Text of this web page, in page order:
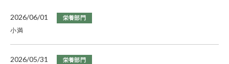
2026/06/01 栄養部門
小満
2026/05/31 栄養部門